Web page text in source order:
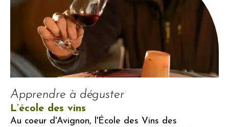
Apprendre à déguster
L’école des vins
Au coeur d'Avignon, l'École des Vins des